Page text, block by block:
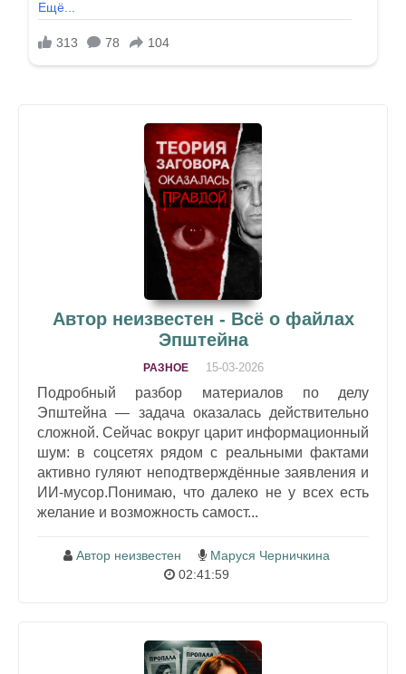
Автор неизвестен - Всё о файлах
Эпштейна
РАЗНОЕ 15-03-2026
Подробный разбор материалов по делу
Эпштейна — задача оказалась действительно
сложной. Сейчас вокруг царит информационный
шум: в соцсетях рядом с реальными фактами
активно гуляют неподтверждённые заявления и
ИИ‑мусор.Понимаю, что далеко не у всех есть
желание и возможность самост...
Автор неизвестен
Маруся Черничкина
02:41:59